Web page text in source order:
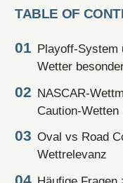
TABLE OF
Playoff-System
Wetter
NASCAR-
Caution-Wetten
Oval vs Road
Wettrelevanz